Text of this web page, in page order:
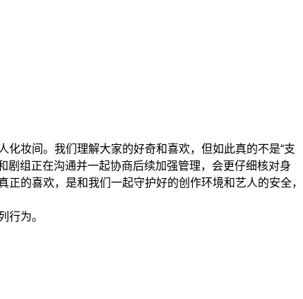
妆间。我们理解大家的好奇和喜欢，但如此真的不是“支
剧组正在沟通并一起协商后续加强管理，会更仔细核对身
的喜欢，是和我们一起守护好的创作环境和艺人的安全，
行为。